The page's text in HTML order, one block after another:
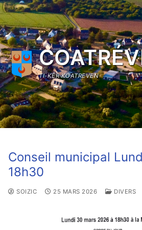
Aller
au
contenu
TI-KÊR KOATREVEN
Conseil municipal
18h30
SOIZIC 25 MARS 2026 DIVERS